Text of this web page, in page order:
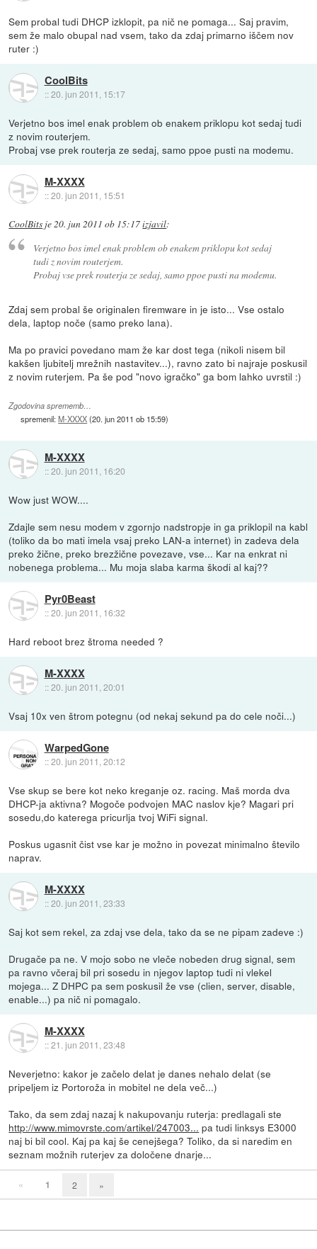
Sem probal tudi DHCP izklopit, pa nič ne pomaga... Saj pravim,
sem že malo obupal nad vsem, tako da zdaj primarno iščem nov
ruter :)
CoolBits
::20. jun 2011, 15:17
Verjetno bos imel enak problem ob enakem priklopu kot sedaj tudi
z novim routerjem.
Probaj vse prek routerja ze sedaj, samo ppoe pusti na modemu.
M-XXXX
::20. jun 2011, 15:51
CoolBits je20. jun 2011 ob 15:17izjavil:
Verjetno bos imel enak problem ob enakem priklopu kot sedaj
tudi z novim routerjem.
Probaj vse prek routerja ze sedaj, samo ppoe pusti na modemu.
Zdaj sem probal še originalen firemware in je isto... Vse ostalo
dela, laptop noče (samo preko lana).
Ma po pravici povedano mam že kar dost tega (nikoli nisem bil
kakšen ljubitelj mrežnih nastavitev...), ravno zato bi najraje poskusil
z novim ruterjem. Pa še pod "novo igračko" ga bom lahko uvrstil :)
Zgodovina sprememb…
spremenil:M-XXXX(20. jun 2011 ob 15:59)
M-XXXX
::20. jun 2011, 16:20
Wow just WOW....
Zdajle sem nesu modem v zgornjo nadstropje in ga priklopil na kabl
(toliko da bo mati imela vsaj preko LAN-a internet) in zadeva dela
preko žične, preko brezžične povezave, vse... Kar na enkrat ni
nobenega problema... Mu moja slaba karma škodi al kaj??
Pyr0Beast
::20. jun 2011, 16:32
Hard reboot brez štroma needed ?
M-XXXX
::20. jun 2011, 20:01
Vsaj 10x ven štrom potegnu (od nekaj sekund pa do cele noči...)
WarpedGone
::20. jun 2011, 20:12
Vse skup se bere kot neko kreganje oz. racing. Maš morda dva
DHCP-ja aktivna? Mogoče podvojen MAC naslov kje? Magari pri
sosedu,do katerega pricurlja tvoj WiFi signal.
Poskus ugasnit čist vse kar je možno in povezat minimalno število
naprav.
M-XXXX
::20. jun 2011, 23:33
Saj kot sem rekel, za zdaj vse dela, tako da se ne pipam zadeve :)
Drugače pa ne. V mojo sobo ne vleče nobeden drug signal, sem
pa ravno včeraj bil pri sosedu in njegov laptop tudi ni vlekel
mojega... Z DHPC pa sem poskusil že vse (clien, server, disable,
enable...) pa nič ni pomagalo.
M-XXXX
::21. jun 2011, 23:48
Neverjetno: kakor je začelo delat je danes nehalo delat (se
pripeljem iz Portoroža in mobitel ne dela več...)
Tako, da sem zdaj nazaj k nakupovanju ruterja: predlagali ste
http://www.mimovrste.com/artikel/247003... pa tudi linksys E3000
naj bi bil cool. Kaj pa kaj še cenejšega? Toliko, da si naredim en
seznam možnih ruterjev za določene dnarje...
« 1 2 »